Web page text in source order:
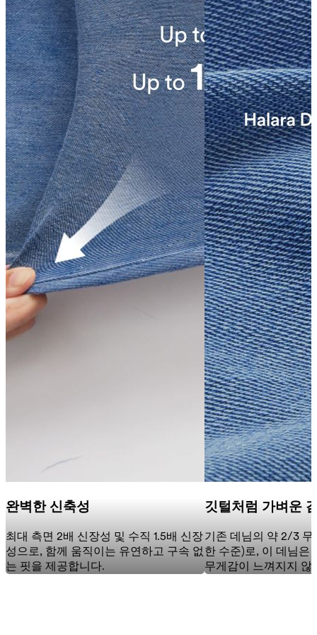
완벽한 신축성
최대 측면 2배 신장성 및 수직 1.5배 신장
성으로, 함께 움직이는 유연하고 구속 없
는 핏을 제공합니다.
깃털처럼 가벼운
기존 데님의 약 2/3 무
한 수준)로, 이 데님은
무게감이 느껴지지 않